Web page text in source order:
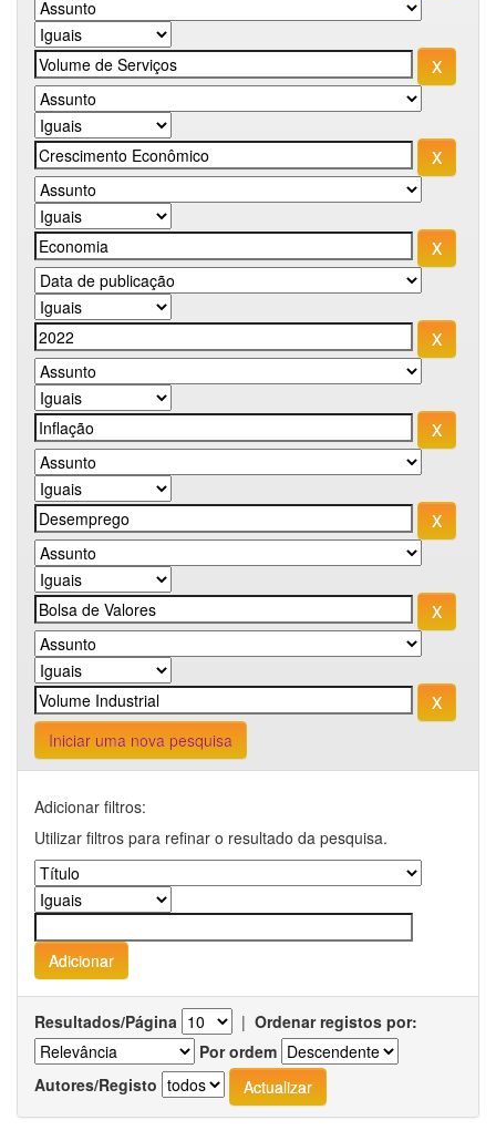
Iniciar uma nova pesquisa
Adicionar filtros:
Utilizar filtros para refinar o resultado da pesquisa.
Resultados/Página | Ordenar registos por:
Por ordem
Autores/Registo